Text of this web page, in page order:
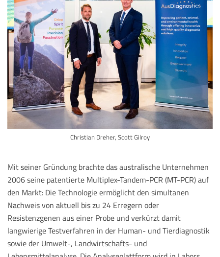
Christian Dreher, Scott Gilroy
Mit seiner Gründung brachte das australische Unternehmen
2006 seine patentierte Multiplex-Tandem-PCR (MT-PCR) auf
den Markt: Die Technologie ermöglicht den simultanen
Nachweis von aktuell bis zu 24 Erregern oder
Resistenzgenen aus einer Probe und verkürzt damit
langwierige Testverfahren in der Human- und Tierdiagnostik
sowie der Umwelt-, Landwirtschafts- und